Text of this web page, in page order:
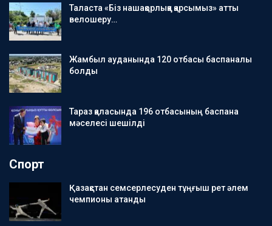
Таласта «Біз нашақорлыққа қарсымыз» атты
велошеру…
Жамбыл ауданында 120 отбасы баспаналы
болды
Тараз қаласында 196 отбасының баспана
мәселесі шешілді
Спорт
Қазақстан семсерлесуден тұңғыш рет әлем
чемпионы атанды